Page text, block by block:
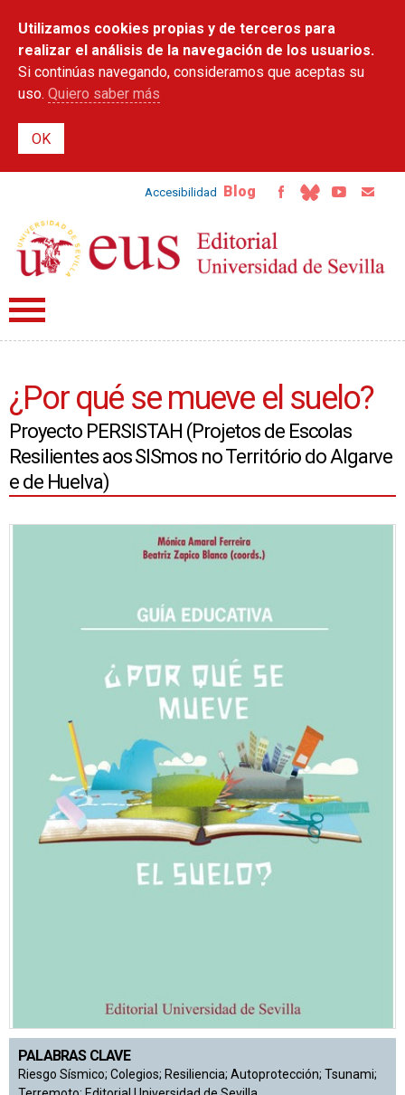
contenido
principal
Utilizamos cookies propias y de terceros para
realizar el análisis de la navegación de los usuarios.
Si continúas navegando, consideramos que aceptas su
uso. Quiero saber más
Accesibilidad Blog
¿Por qué se mueve el suelo?
Proyecto PERSISTAH (Projetos de Escolas
Resilientes aos SISmos no Território do Algarve
e de Huelva)
PALABRAS CLAVE
Riesgo Sísmico; Colegios; Resiliencia; Autoprotección; Tsunami;